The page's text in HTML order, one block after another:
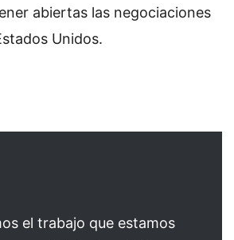
abiertas las negociaciones
Unidos.
el trabajo que estamos